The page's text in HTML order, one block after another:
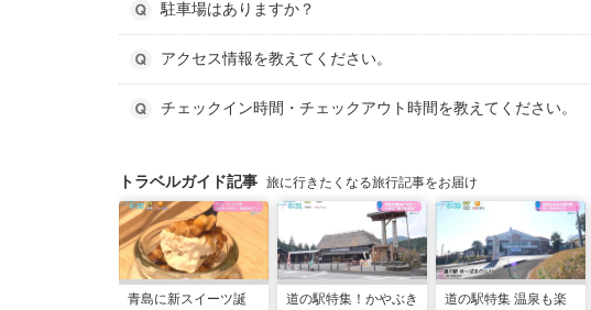
駐車場はありますか？
アクセス情報を教えてください。
チェックイン時間・チェックアウト時間を教えてください。
トラベルガイド記事 旅に行きたくなる旅行記事をお届け
青島に新スイーツ誕 道の駅特集！かやぶき 道の駅特集 温泉も楽